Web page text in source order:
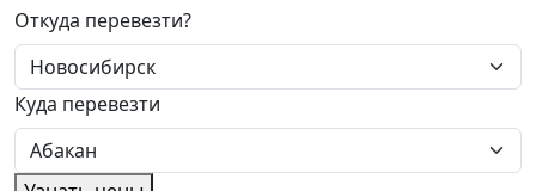
Откуда перевезти?
Куда перевезти